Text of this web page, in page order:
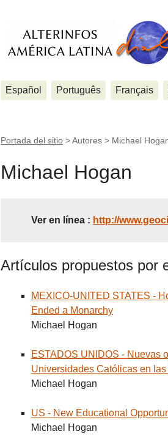
Español Português Français
Portada del sitio > Autores > Michael
Michael Hogan
Ver en línea : http://
Artículos propuestos por
MEXICO-UNITED STATES -
Ended a Monarchy
Michael Hogan
ESTADOS UNIDOS - Nuevas
Universidades Católicas en
Michael Hogan
US - New Educational
Michael Hogan